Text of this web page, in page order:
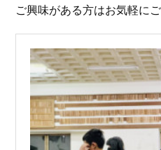
ご興味がある方はお気軽にご